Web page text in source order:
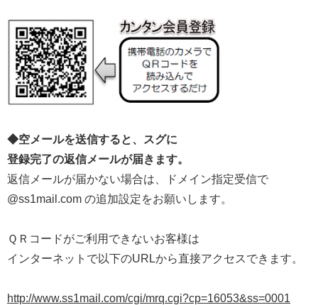
◆空メールを送信すると、スグに
登録完了の返信メールが届きます。
返信メールが届かない場合は、ドメイン指定受信で
@ss1mail.com の追加設定をお願いします。
ＱＲコードがご利用できないお客様は
インターネットで以下のURLから直接アクセスできます。
http://www.ss1mail.com/cgi/mrq.cgi?cp=16053&ss=0001